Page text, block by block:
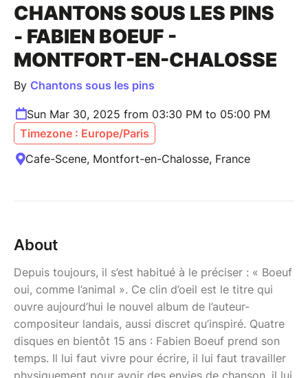
CHANTONS SOUS LES PINS
- FABIEN BOEUF -
MONTFORT-EN-CHALOSSE
By Chantons sous les pins
Sun Mar 30, 2025 from 03:30 PM to 05:00 PM
Timezone : Europe/Paris
Cafe-Scene, Montfort-en-Chalosse, France
About
Depuis toujours, il s’est habitué à le préciser : « Boeuf
oui, comme l’animal ». Ce clin d’oeil est le titre qui
ouvre aujourd’hui le nouvel album de l’auteur-
compositeur landais, aussi discret qu’inspiré. Quatre
disques en bientôt 15 ans : Fabien Boeuf prend son
temps. Il lui faut vivre pour écrire, il lui faut travailler
physiquement pour avoir des envies de chanson, il lui